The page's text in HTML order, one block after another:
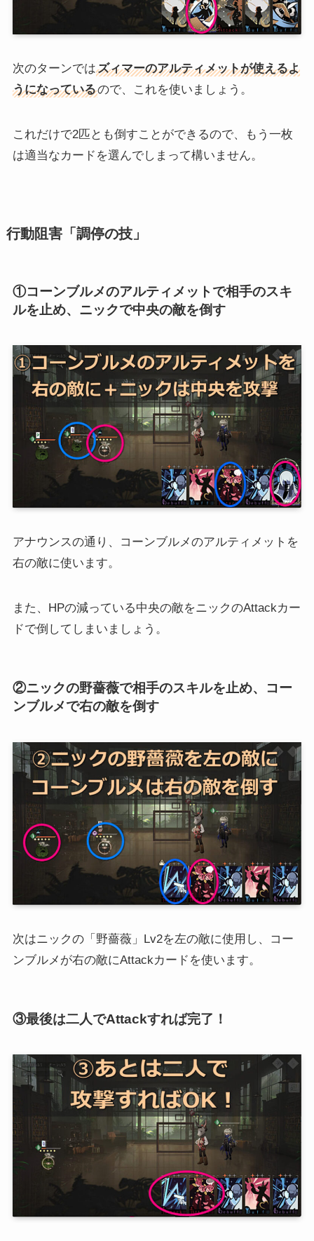
次のターンではズィマーのアルティメットが使えるよ
うになっているので、これを使いましょう。
これだけで2匹とも倒すことができるので、もう一枚
は適当なカードを選んでしまって構いません。
行動阻害「調停の技」
①コーンブルメのアルティメットで相手のスキ
ルを止め、ニックで中央の敵を倒す
アナウンスの通り、コーンブルメのアルティメットを
右の敵に使います。
また、HPの減っている中央の敵をニックのAttackカー
ドで倒してしまいましょう。
②ニックの野薔薇で相手のスキルを止め、コー
ンブルメで右の敵を倒す
次はニックの「野薔薇」Lv2を左の敵に使用し、コー
ンブルメが右の敵にAttackカードを使います。
③最後は二人でAttackすれば完了！